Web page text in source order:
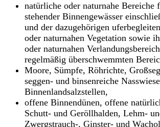
natürliche oder naturnahe Bereiche
stehender Binnengewässer
und der dazugehörigen
oder naturnahen Vegetation sowie
oder naturnahen
regelmäßig überschwemmten
Moore, Sümpfe, Röhrichte,
seggen- und binsenreiche
Binnenlandsalzstellen,
offene Binnendünen, offene
Schutt- und Geröllhalden, Lehm-
Zwergstrauch-, Ginster- und